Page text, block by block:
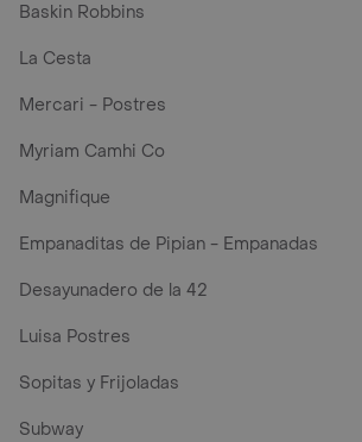
Baskin Robbins
La Cesta
Mercari - Postres
Myriam Camhi Co
Magnifique
Empanaditas de Pipian - Empanadas
Desayunadero de la 42
Luisa Postres
Sopitas y Frijoladas
Subway